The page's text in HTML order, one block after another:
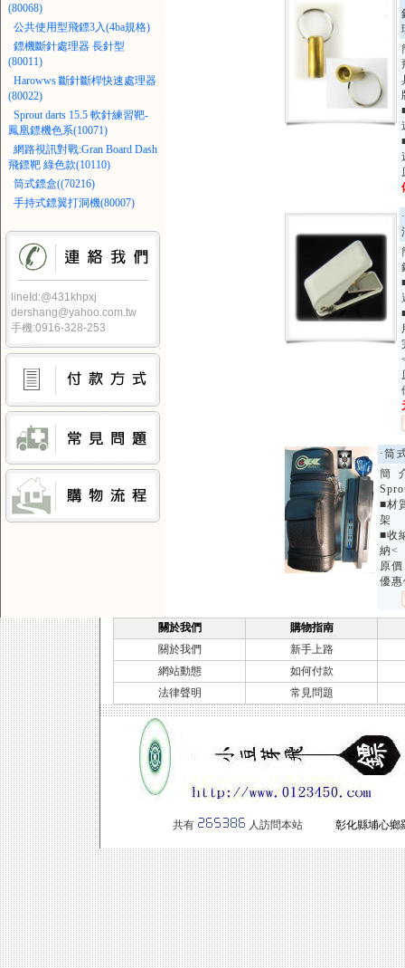
(80068)
公共使用型飛鏢3入(4ba規格)
鏢機斷針處理器 長針型
(80011)
Harowws 斷針斷桿快速處理器
(80022)
Sprout darts 15.5 軟針練習靶-
鳳凰鏢機色系(10071)
網路視訊對戰:Gran Board Dash
飛鏢靶 綠色款(10110)
筒式鏢盒((70216)
手持式鏢翼打洞機(80007)
lineId:@431khpxj
dershang@yahoo.com.tw
手機:0916-328-253
·筒
簡
■材
架
■收
納<
原
優
關於我們
購物指南
關於我們
新手上路
網站動態
如何付款
法律聲明
常見問題
共有 人訪問本站彰化縣埔心鄉羅厝